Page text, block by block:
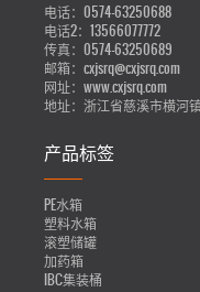
电话： 0574-63250688
电话2： 13566077772
传真： 0574-63250689
邮箱： cxjsrq@cxjsrq.com
网址： www.cxjsrq.com
地址： 浙江省慈溪市横河
产品标签
PE水箱
塑料水箱
滚塑储罐
加药箱
IBC集装桶